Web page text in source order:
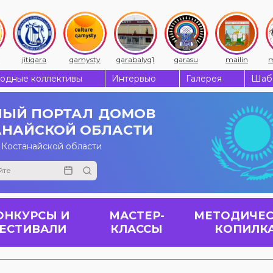
jitiqara qamysty qarabalyq1 qarasu mailin
коллективы Интервью Галерея
ПОРТАЛ ДОМОВ
ОБЛАСТИ
области
И
МАСТЕР-
КЛАССЫ